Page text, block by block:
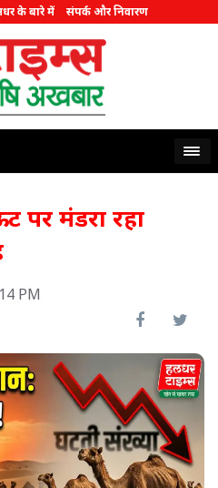
के बारे में संपर्क और निवारण
पर मंडरा रहा
PM